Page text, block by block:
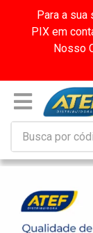
Para a sua
PIX em
Nosso